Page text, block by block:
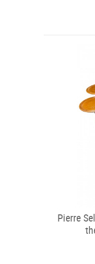
Pierre